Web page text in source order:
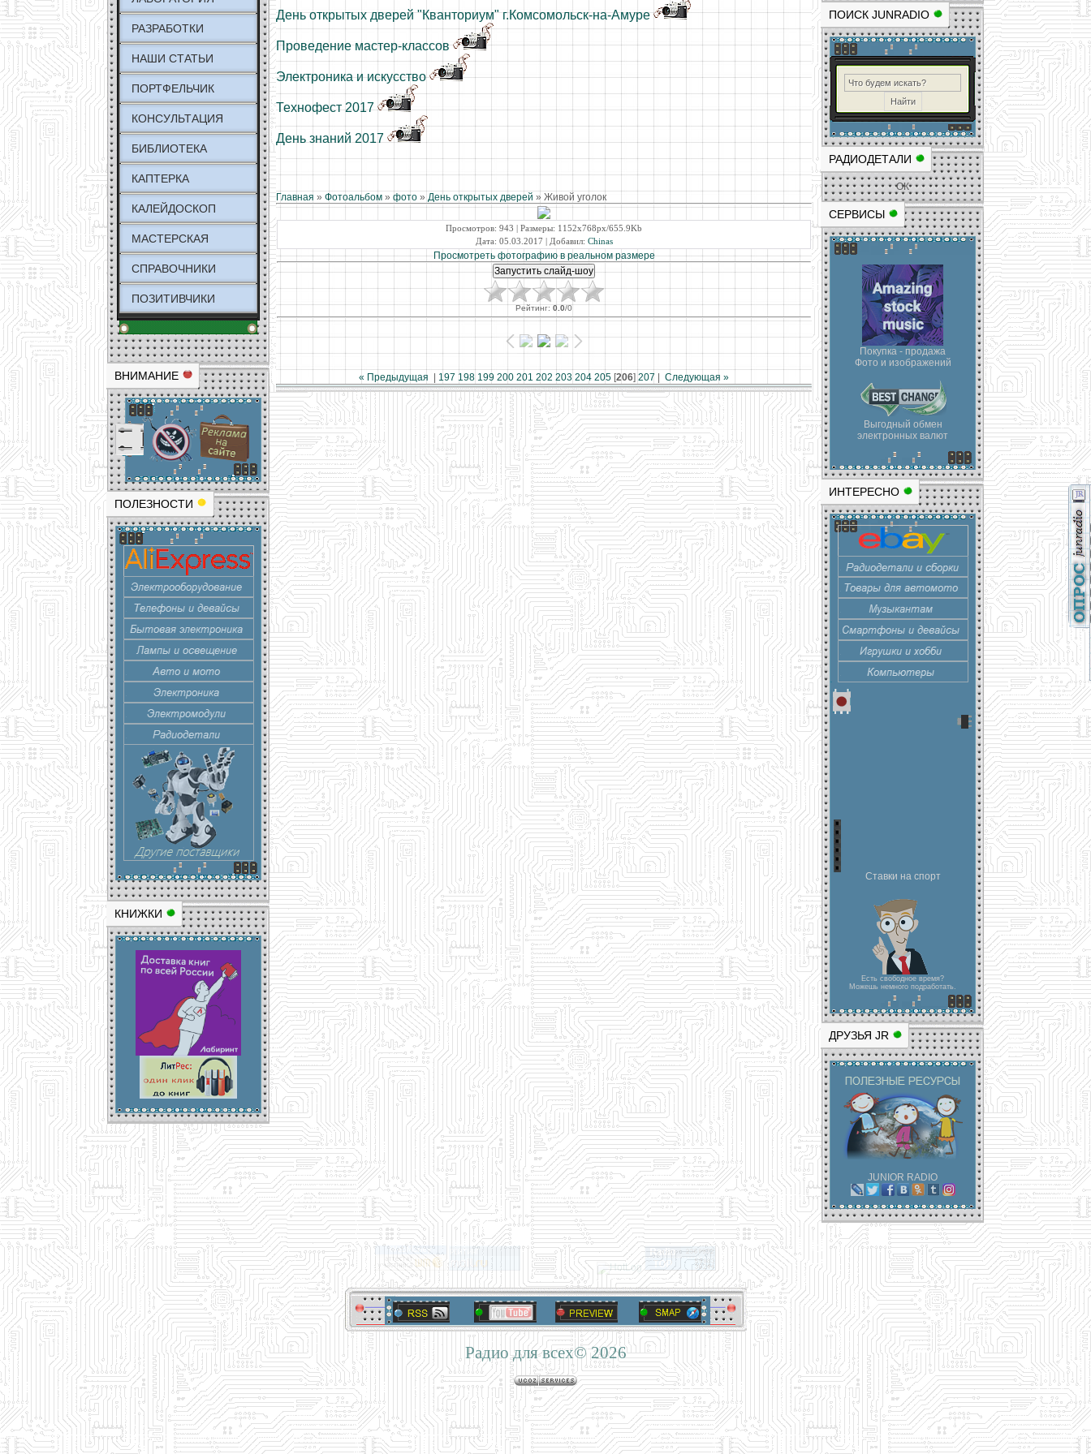
РАЗРАБОТКИ
НАШИ СТАТЬИ
ПОРТФЕЛЬЧИК
КОНСУЛЬТАЦИЯ
БИБЛИОТЕКА
КАПТЕРКА
КАЛЕЙДОСКОП
МАСТЕРСКАЯ
СПРАВОЧНИКИ
ПОЗИТИВЧИКИ
ВНИМАНИЕ
ПОЛЕЗНОСТИ
КНИЖКИ
ПОИСК JUNRADIO
РАДИОДЕТАЛИ
ОК
СЕРВИСЫ
Покупка - продажа
Фото и изображений
Выгодный обмен
электронных валют
ИНТЕРЕСНО
Ставки на спорт
Есть свободное время?
Можешь немного подработать.
ДРУЗЬЯ JR
JUNIOR RADIO
День открытых дверей "Кванториум" г.Комсомольск-на-Амуре
Проведение мастер-классов
Электроника и искусство
Технофест 2017
День знаний 2017
Главная » Фотоальбом » фото » День открытых дверей » Живой уголок
Просмотров: 943 | Размеры: 1152x768px/655.9Kb
Дата: 05.03.2017 | Добавил: Chinas
Просмотреть фотографию в реальном размере
Рейтинг:0.0/0
« Предыдущая 197 198 199 200 201 202 203 204 205 [206] 207 Следующая »
Радио для всех© 2026